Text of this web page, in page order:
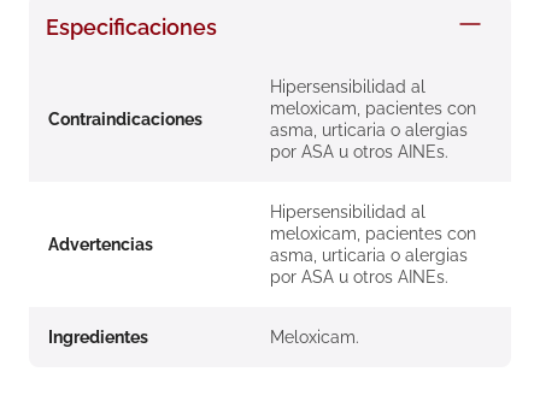
Especificaciones
Contraindicaciones
Hipersensibilidad al
meloxicam, pacientes con
asma, urticaria o alergias
por ASA u otros AINEs.
Advertencias
Hipersensibilidad al
meloxicam, pacientes con
asma, urticaria o alergias
por ASA u otros AINEs.
Ingredientes Meloxicam.
roche posay